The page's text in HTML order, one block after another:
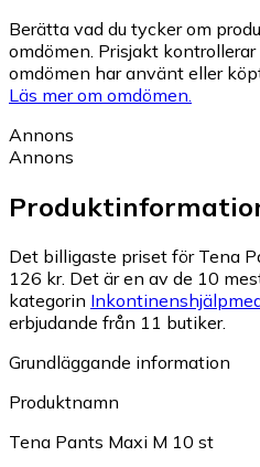
Berätta vad du tycker om
omdömen. Prisjakt
omdömen har använt eller
Läs mer om omdömen.
Annons
Annons
Det billigaste priset för Tena
126 kr. Det är en av de 10
kategorin
erbjudande från 11 butiker.
Grundläggande information
Produktnamn
Tena Pants Maxi M 10 st